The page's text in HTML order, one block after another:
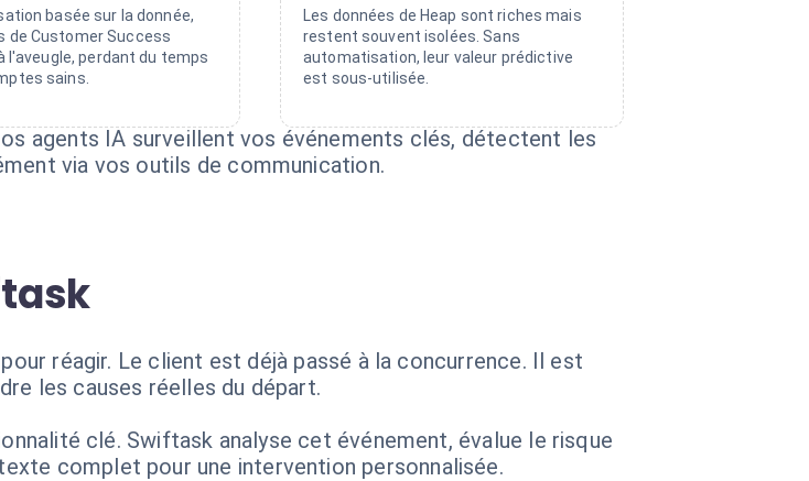
basée sur la donnée,
de Customer Success
l'aveugle, perdant du temps
sains.
Les données de Heap sont riches mais
restent souvent isolées. Sans
automatisation, leur valeur prédictive
est sous-utilisée.
agents IA surveillent vos événements clés, détectent les
via vos outils de communication.
réagir. Le client est déjà passé à la concurrence. Il est
les causes réelles du départ.
clé. Swiftask analyse cet événement, évalue le risque
complet pour une intervention personnalisée.